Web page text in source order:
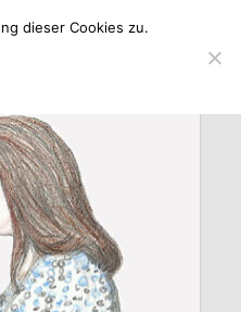
dieser Cookies zu.